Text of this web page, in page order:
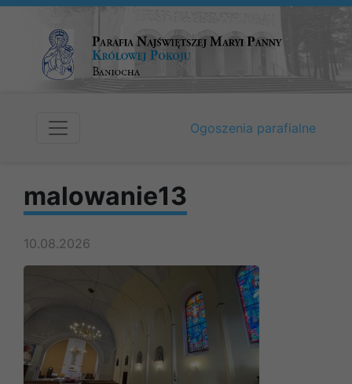
Ogoszenia parafialne
malowanie13
10.08.2026